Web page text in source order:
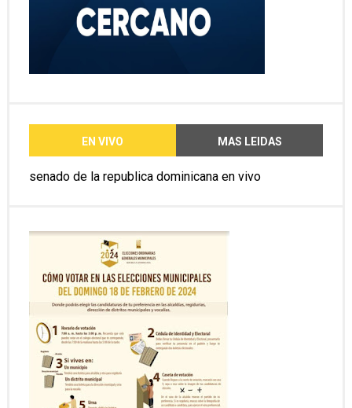
EN VIVO MAS LEIDAS
senado de la republica dominicana en vivo